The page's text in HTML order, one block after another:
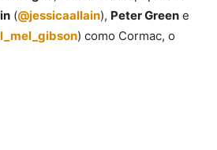
(@jessicaallain), Peter Green e
) como Cormac, o